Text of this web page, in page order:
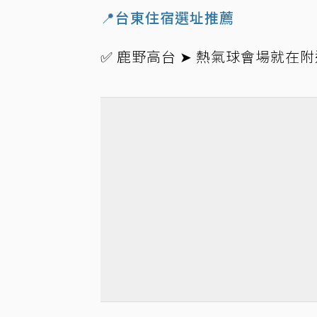
📍台東住宿選址推薦
✅ 鹿野高台 ➤ 熱氣球會場就在